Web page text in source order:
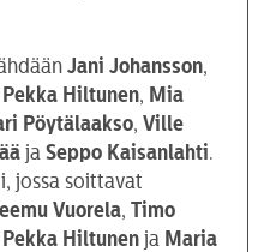
Jani Johansson,
Pekka Hiltunen, Mia
Pöytälaakso, Ville
ja Seppo Kaisanlahti.
jossa soittavat
Vuorela, Timo
Pekka Hiltunen ja Maria